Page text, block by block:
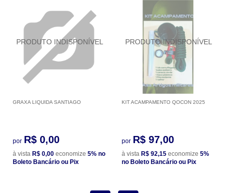
GRAXA LIQUIDA SANTIAGO
por R$ 0,00
à vista R$ 0,00 economize 5% no
Boleto Bancário ou Pix
KIT ACAMPAMENTO QOCON 2025
por R$ 97,00
à vista R$ 92,15 economize 5%
no Boleto Bancário ou Pix